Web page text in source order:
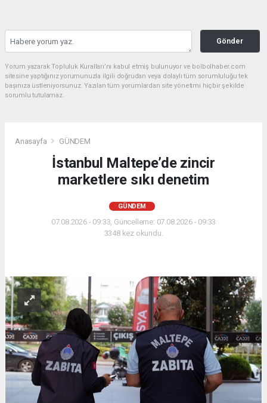
Gönder
Yorum yazarak Topluluk Kuralları’nı kabul etmiş bulunuyor ve bolbolhaber.com
sitesine yaptığınız yorumunuzla ilgili doğrudan veya dolaylı tüm sorumluluğu tek
başınıza üstleniyorsunuz. Yazılan tüm yorumlardan site yönetimi hiçbir şekilde
sorumlu tutulamaz.
Anasayfa GÜNDEM
İstanbul Maltepe’de zincir
marketlere sıkı denetim
GÜNDEM
07.08.2026 - 09:33, Güncelleme: 07.08.2026 - 09:33
3348 kez okundu.